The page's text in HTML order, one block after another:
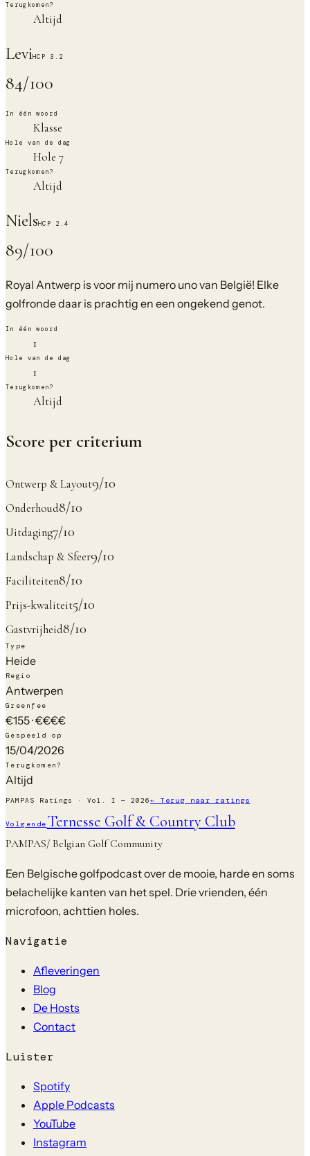
Terugkomen?
Altijd
LeviHCP3.2
84/100
In één woord
Klasse
Hole van de dag
Hole 7
Terugkomen?
Altijd
NielsHCP 2.4
89/100
Royal Antwerp is voor mij numero uno van België! Elke
golfronde daar is prachtig en een ongekend genot.
In één woord
1
Hole van de dag
1
Terugkomen?
Altijd
Score per criterium
Ontwerp & Layout9/10
Onderhoud8/10
Uitdaging7/10
Landschap & Sfeer9/10
Faciliteiten8/10
Prijs-kwaliteit5/10
Gastvrijheid8/10
Type
Heide
Regio
Antwerpen
Greenfee
€155·€€€€
Gespeeld op
15/04/2026
Terugkomen?
Altijd
PAMPAS Ratings · Vol. I — 2026← Terug naar ratings
Volgende Ternesse Golf & Country Club
PAMPAS/ Belgian Golf Community
Een Belgische golfpodcast over de mooie, harde en soms
belachelijke kanten van het spel. Drie vrienden, één
microfoon, achttien holes.
Navigatie
Afleveringen
Blog
De Hosts
Contact
Luister
Spotify
Apple Podcasts
YouTube
Instagram